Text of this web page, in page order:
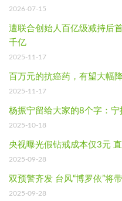
2026-07-15
遭联合创始人百亿级减持后
千亿
2025-11-17
百万元的抗癌药，有望大幅
2025-11-17
杨振宁留给大家的8个字：
2025-10-18
央视曝光假钻戒成本仅3元
2025-09-28
双预警齐发 台风“博罗依”将
2025-09-28